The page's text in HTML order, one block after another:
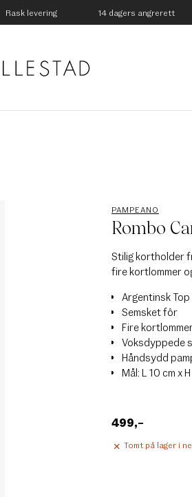
Rask levering 14 dagers angrerett
PAMPEANO
Rombo
Stilig kortholder
fire kortlommer
Argentinsk Top
Semsket fôr
Fire
Voksdyppede
Håndsydd
Mål: L 10 cm x
499,–
Tomt på lager i